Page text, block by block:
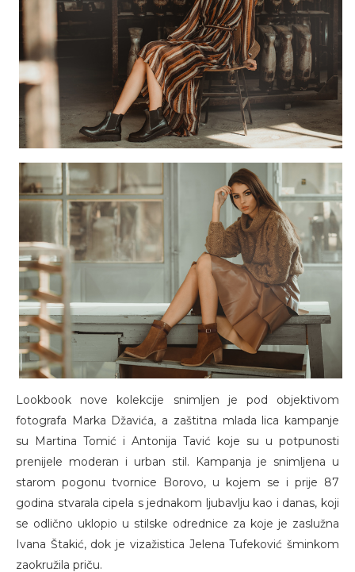
Lookbook nove kolekcije snimljen je pod objektivom
fotografa Marka Džavića, a zaštitna mlada lica kampanje
su Martina Tomić i Antonija Tavić koje su u potpunosti
prenijele moderan i urban stil. Kampanja je snimljena u
starom pogonu tvornice Borovo, u kojem se i prije 87
godina stvarala cipela s jednakom ljubavlju kao i danas, koji
se odlično uklopio u stilske odrednice za koje je zaslužna
Ivana Štakić, dok je vizažistica Jelena Tufeković šminkom
zaokružila priču.